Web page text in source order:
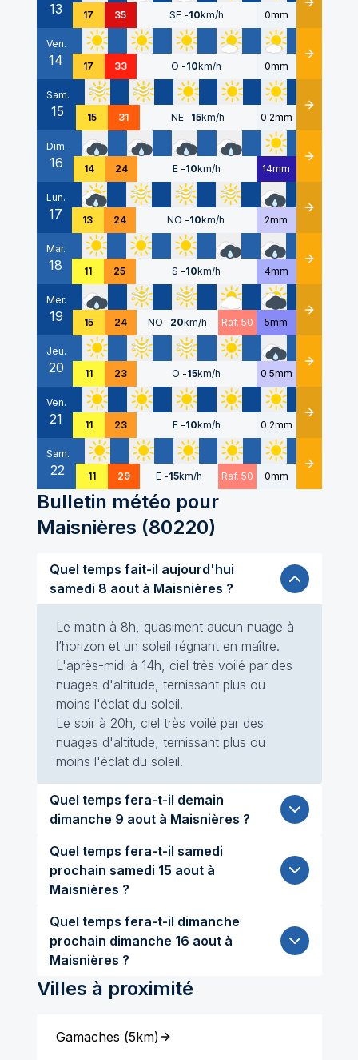
13 17 35 SE -10km/h 0mm Détails
Ven.
14 17 33 O -10km/h 0mm Détails
Sam.
15 15 31 NE -15km/h 0.2mm Détails
Dim.
16 14 24 E -10km/h 14mm Détails
Lun.
17 13 24 NO -10km/h 2mm Détails
Mar.
18 11 25 S -10km/h 4mm Détails
Mer.
19 15 24 NO -20km/h Raf. 50 5mm Détails
Jeu.
20 11 23 O -15km/h 0.5mm Détails
Ven.
21 11 23 E -10km/h 0.2mm Détails
Sam.
22 11 29 E -15km/h Raf. 50 0mm Détails
Bulletin météo pour
Maisnières (80220)
Quel temps fait-il aujourd'hui
samedi 8 aout à Maisnières ?
Le matin à 8h, quasiment aucun nuage à
l’horizon et un soleil régnant en maître.
L'après-midi à 14h, ciel très voilé par des
nuages d'altitude, ternissant plus ou
moins l'éclat du soleil.
Le soir à 20h, ciel très voilé par des
nuages d'altitude, ternissant plus ou
moins l'éclat du soleil.
Quel temps fera-t-il demain
dimanche 9 aout à Maisnières ?
Quel temps fera-t-il samedi
prochain samedi 15 aout à
Maisnières ?
Quel temps fera-t-il dimanche
prochain dimanche 16 aout à
Maisnières ?
Villes à proximité
Gamaches (5km)